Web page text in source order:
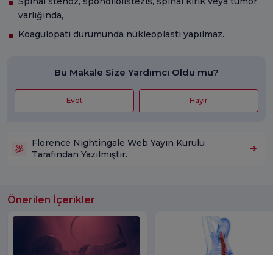
varlığında,
Koagulopati durumunda nükleoplasti yapılmaz.
Bu Makale Size Yardımcı Oldu mu?
Evet Hayır
Florence Nightingale Web Yayın Kurulu
Tarafından Yazılmıştır.
Önerilen İçerikler